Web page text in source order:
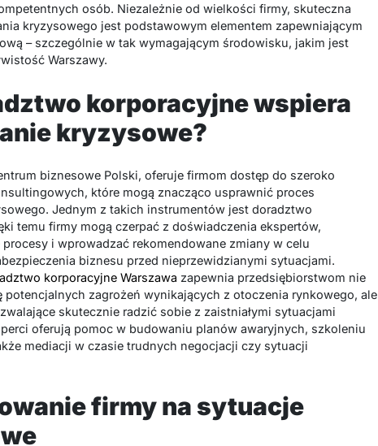
osób. Niezależnie od wielkości firmy, skuteczna
kryzysowego jest podstawowym elementem zapewniającym
– szczególnie w tak wymagającym środowisku, jakim jest
Warszawy.
korporacyjne wspiera
kryzysowe?
biznesowe Polski, oferuje firmom dostęp do szeroko
które mogą znacząco usprawnić proces
Jednym z takich instrumentów jest doradztwo
temu firmy mogą czerpać z doświadczenia ekspertów,
i wprowadzać rekomendowane zmiany w celu
biznesu przed nieprzewidzianymi sytuacjami.
korporacyjne Warszawa zapewnia przedsiębiorstwom nie
zagrożeń wynikających z otoczenia rynkowego, ale
skutecznie radzić sobie z zaistniałymi sytuacjami
oferują pomoc w budowaniu planów awaryjnych, szkoleniu
mediacji w czasie trudnych negocjacji czy sytuacji
firmy na sytuacje